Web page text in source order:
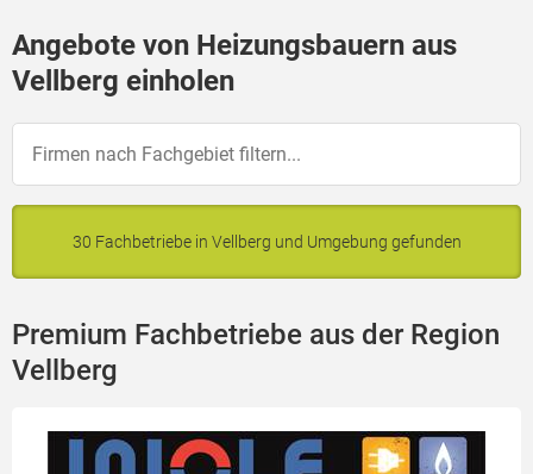
Angebote von Heizungsbauern aus
Vellberg einholen
30 Fachbetriebe in Vellberg und Umgebung gefunden
Premium Fachbetriebe aus der Region
Vellberg